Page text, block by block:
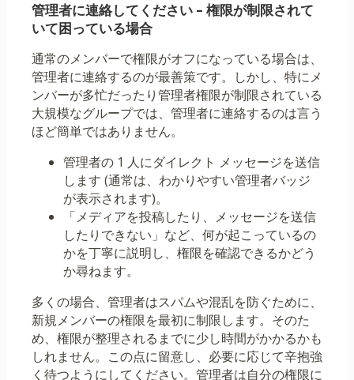
管理者に連絡してください – 権限が制限されて
いて困っている場合
通常のメンバーで権限がオフになっている場合は、
管理者に連絡するのが最善策です。しかし、特にメ
ンバーが多忙だったり管理者権限が制限されている
大規模なグループでは、管理者に連絡するのは言う
ほど簡単ではありません。
管理者の 1 人にダイレクト メッセージを送信
します (通常は、わかりやすい管理者バッジ
が表示されます)。
「メディアを投稿したり、メッセージを送信
したりできない」など、何が起こっているの
かを丁寧に説明し、権限を確認できるかどう
か尋ねます。
多くの場合、管理者はスパムや混乱を防ぐために、
新規メンバーの権限を最初に制限します。そのた
め、権限が整理されるまでに少し時間がかかるかも
しれません。この点に留意し、必要に応じて辛抱強
く待つようにしてください。管理者は自分の権限に